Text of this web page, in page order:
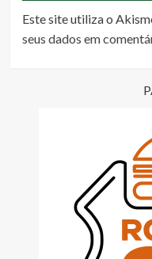
Este site utiliza o
seus dados em